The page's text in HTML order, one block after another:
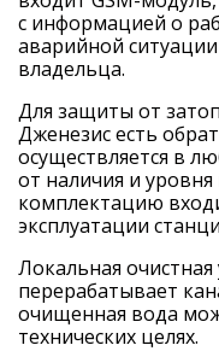
с информацией о
аварийной
владельца.
Для защиты от
Дженезис есть
осуществляется в
от наличия и
комплектацию
эксплуатации
Локальная
перерабатывает
очищенная вода
технических целях.